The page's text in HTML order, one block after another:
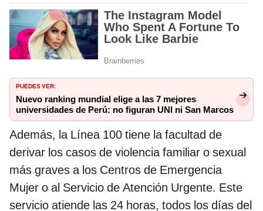
PUEDES VER:
Nuevo ranking mundial elige a las 7 mejores
universidades de Perú: no figuran UNI ni San Marcos
Además, la Línea 100 tiene la facultad de
derivar los casos de violencia familiar o sexual
más graves a los Centros de Emergencia
Mujer o al Servicio de Atención Urgente. Este
servicio atiende las 24 horas, todos los días del